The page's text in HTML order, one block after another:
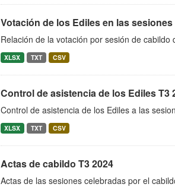
Votación de los Ediles en las
Relación de la votación por sesión de
XLSX TXT CSV
Control de asistencia de los Ediles T3
Control de asistencia de los Ediles a las
XLSX TXT CSV
Actas de cabildo T3 2024
Actas de las sesiones celebradas por el